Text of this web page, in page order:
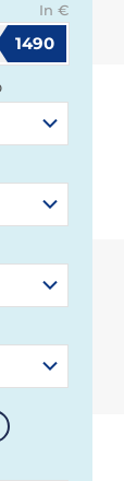
In €
1490